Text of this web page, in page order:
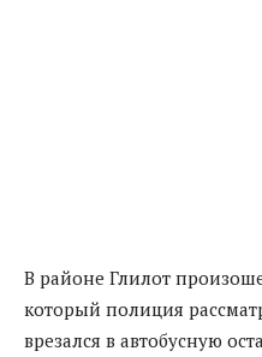
В районе Глилот
который полиция
врезался в автобусную